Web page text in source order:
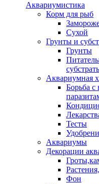
Аквариумистика
Корм для рыб
Сухой
Грунты и
Грунты
Аквариумная
Борьба с
Тесты
Аквариумы
Декорации
Фон